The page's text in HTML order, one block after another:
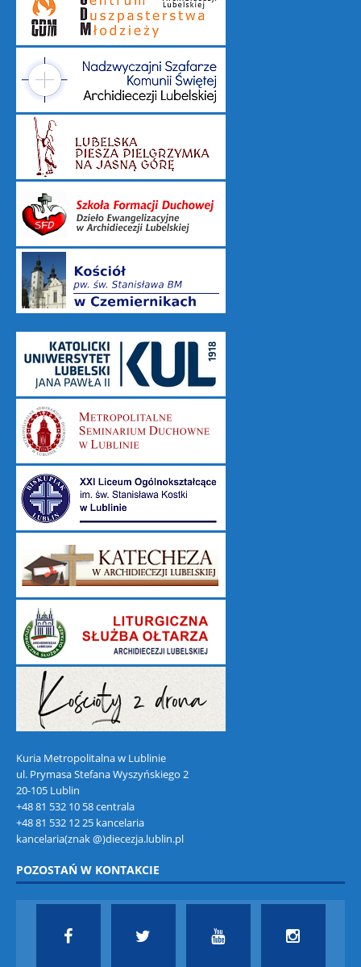
Kuria Metropolitalna w Lublinie
ul. Prymasa Stefana Wyszyńskiego 2
20-105 Lublin
+48 81 532 10 58 centrala
+48 81 532 12 25 kancelaria
kancelaria(znak @)diecezja.lublin.pl
POZOSTAŃ W KONTAKCIE